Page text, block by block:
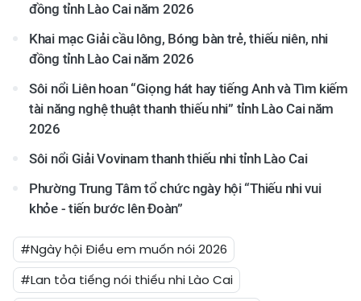
đồng tỉnh Lào Cai năm 2026
Khai mạc Giải cầu lông, Bóng bàn trẻ, thiếu niên, nhi
đồng tỉnh Lào Cai năm 2026
Sôi nổi Liên hoan “Giọng hát hay tiếng Anh và Tìm kiếm
tài năng nghệ thuật thanh thiếu nhi” tỉnh Lào Cai năm
2026
Sôi nổi Giải Vovinam thanh thiếu nhi tỉnh Lào Cai
Phường Trung Tâm tổ chức ngày hội “Thiếu nhi vui
khỏe - tiến bước lên Đoàn”
#Ngày hội Điều em muốn nói 2026
#Lan tỏa tiếng nói thiếu nhi Lào Cai